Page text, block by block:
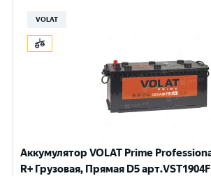
VOLAT
Аккумулятор VOLAT Prime
R+ Грузовая, Прямая D5 арт.VST1904F